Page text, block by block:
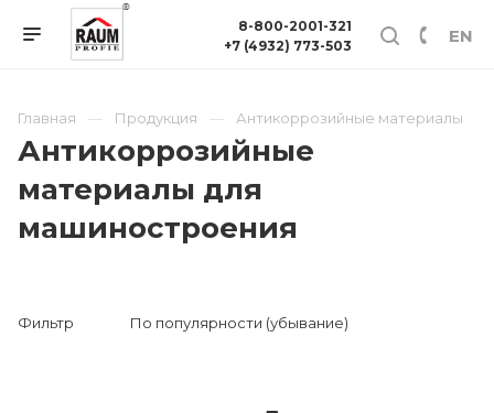
EN
8-800-2001-321
+7 (4932) 773-503
Главная Продукция Антикоррозийные материалы
Антикоррозийные
материалы для
машиностроения
Фильтр По популярности (убывание)